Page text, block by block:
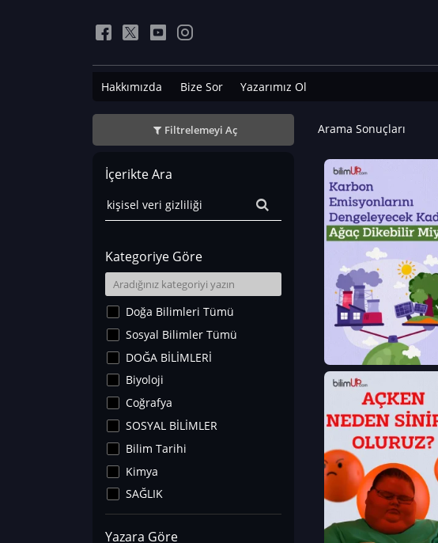
Hakkımızda Bize Sor Yazarımız Ol
Filtrelemeyi Aç
İçerikte Ara
Kategoriye Göre
Doğa Bilimleri Tümü
Sosyal Bilimler Tümü
DOĞA BİLİMLERİ
Biyoloji
Coğrafya
SOSYAL BİLİMLER
Bilim Tarihi
Kimya
SAĞLIK
Sanat Tarihi
Fizik
Yazara Göre
Arama Sonuçları